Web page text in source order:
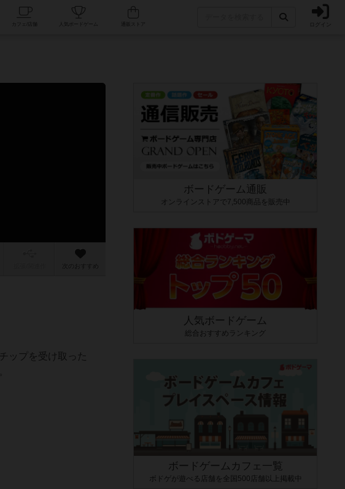
人気ボードゲーム ログイン
次のおすすめ
ップを受け取った
ボードゲーム通販
オンラインストアで7,500商品を販売中
人気ボードゲーム
総合おすすめランキング
ボードゲームカフェ一覧
ボドゲが遊べる店舗を全国500店舗以上掲載中